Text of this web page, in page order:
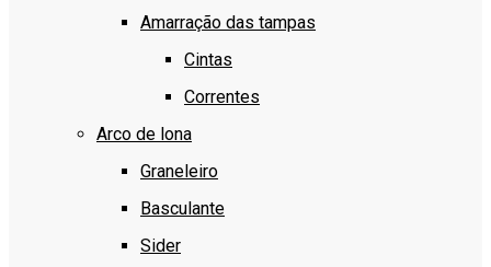
Amarração das tampas
Cintas
Correntes
Arco de lona
Graneleiro
Basculante
Sider